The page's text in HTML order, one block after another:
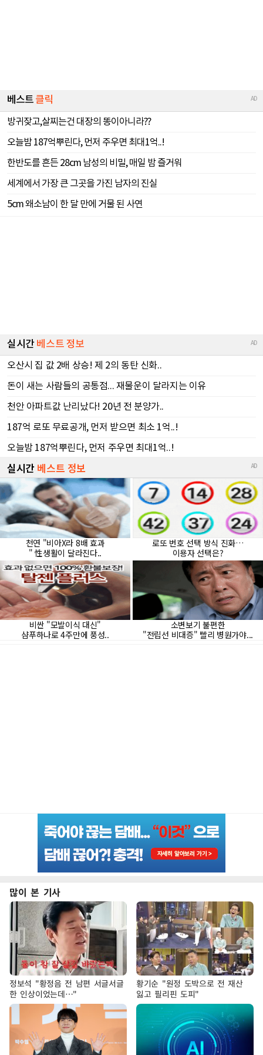
많이 본 기사
정보석 "황정음 전 남편 서글서글
한 인상이었는데…"
황기순 "원정 도박으로 전 재산
잃고 필리핀 도피"